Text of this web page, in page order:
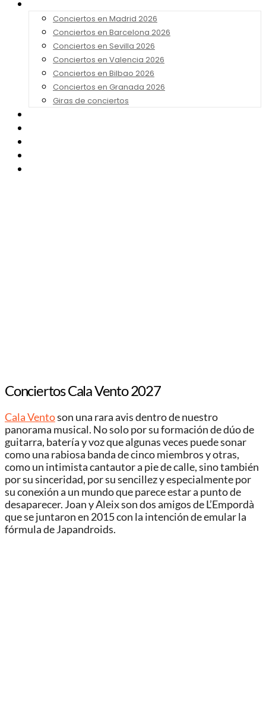
Conciertos en Madrid 2026
Conciertos en Barcelona 2026
Conciertos en Sevilla 2026
Conciertos en Valencia 2026
Conciertos en Bilbao 2026
Conciertos en Granada 2026
Giras de conciertos
Conciertos Cala Vento 2027
Cala Ventoson una rara avis dentro de nuestro
panorama musical. No solo por su formación de dúo de
guitarra, batería y voz que algunas veces puede sonar
como una rabiosa banda de cinco miembros y otras,
como un intimista cantautor a pie de calle, sino también
por su sinceridad, por su sencillez y especialmente por
su conexión a un mundo que parece estar a punto de
desaparecer. Joan y Aleix son dos amigos de L’Empordà
que se juntaron en 2015 con la intención de emular la
fórmula de Japandroids.